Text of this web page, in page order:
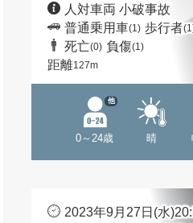
人対車両 小破事故
普通乗用車(1) 歩行者
死亡(0) 負傷(1)
距離127m
0～24歳
他
晴
2023年9月27日(水